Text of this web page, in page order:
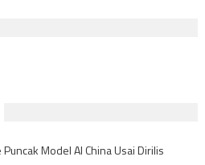
Model AI China Usai Dirilis